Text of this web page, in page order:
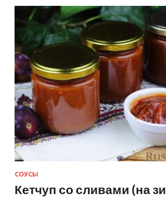
СОУСЫ
Кетчуп со сливами (на